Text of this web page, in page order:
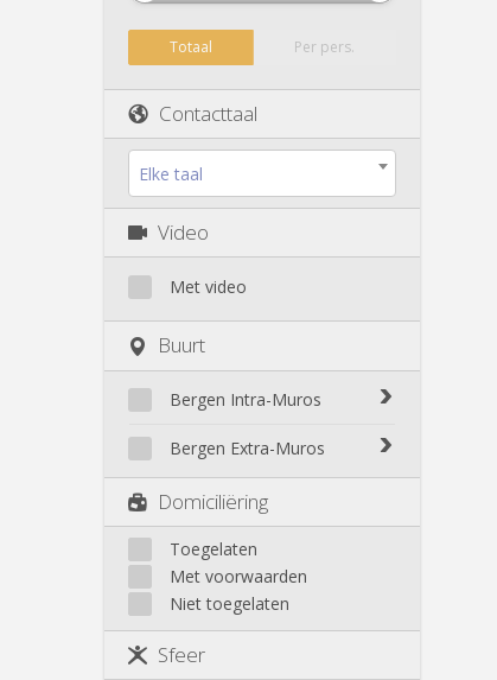
Totaal Per pers.
Contacttaal
Elke taal
Video
Met video
Buurt
Bergen Intra-Muros
Bergen Intra-Muros
Bergen Extra-Muros
Domiciliëring
Toegelaten
Met voorwaarden
Niet toegelaten
Sfeer